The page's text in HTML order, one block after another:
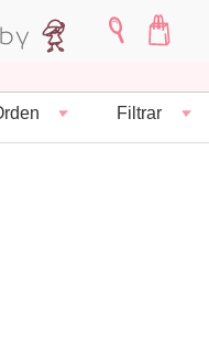
Filtrar